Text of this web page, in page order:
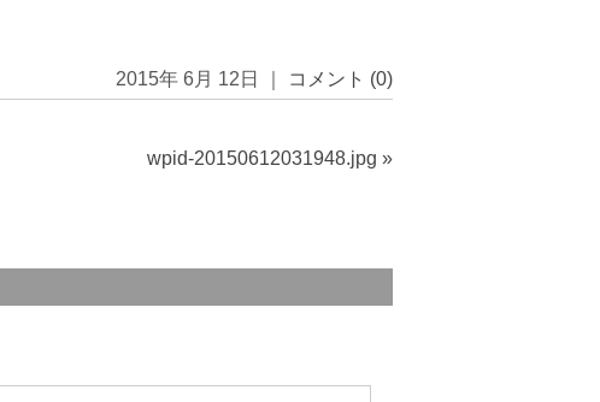
2015年 6月 12日 ｜ コメント (0)
wpid-20150612031948.jpg »